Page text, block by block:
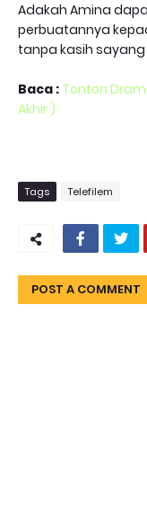
Adakah Amina
perbuatannya
tanpa kasih
Baca : Tonton
Akhir )
Tags Telefilem
POST A COMMENT